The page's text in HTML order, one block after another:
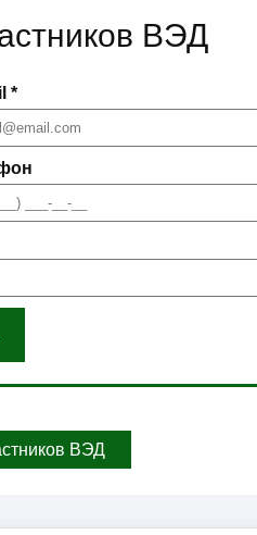
ВЭД
*
ВЭД